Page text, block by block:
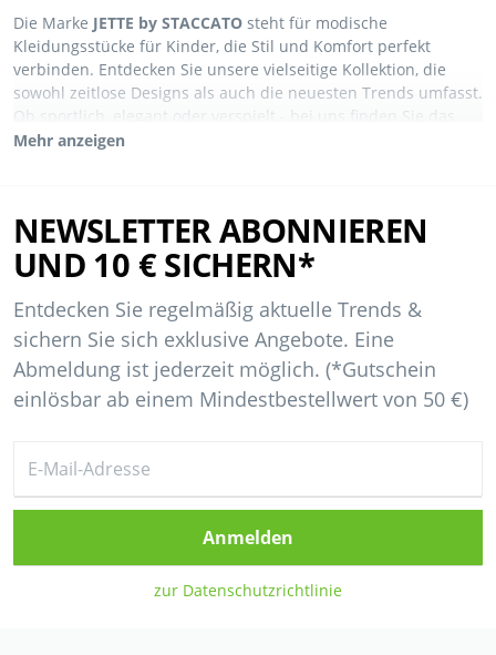
Die Marke JETTE by STACCATO steht für modische
Kleidungsstücke für Kinder, die Stil und Komfort perfekt
verbinden. Entdecken Sie unsere vielseitige Kollektion, die
sowohl zeitlose Designs als auch die neuesten Trends umfasst.
Ob sportlich, elegant oder verspielt - bei uns finden Sie das
passende Outfit für jedes Abenteuer Ihres Kindes. Dank
Mehr anzeigen
NEWSLETTER ABONNIEREN
UND 10 € SICHERN*
Entdecken Sie regelmäßig aktuelle Trends &
sichern Sie sich exklusive Angebote. Eine
Abmeldung ist jederzeit möglich. (*Gutschein
einlösbar ab einem Mindestbestellwert von 50 €)
Anmelden
zur Datenschutzrichtlinie